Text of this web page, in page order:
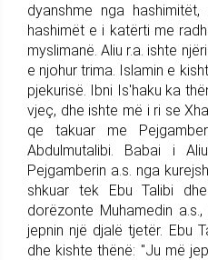
dyanshme nga
hashimët e i katërti me
myslimanë. Aliu r.a. ishte
e njohur trima. Islamin e
pjekurisë. Ibni Is'haku ka
vjeç, dhe ishte më i ri se
qe takuar me
Abdulmutalibi. Babai i
Pejgamberin a.s. nga
shkuar tek Ebu Talibi
dorëzonte Muhamedin
jepnin një djalë tjetër. Ebu
dhe kishte thënë: "Ju më